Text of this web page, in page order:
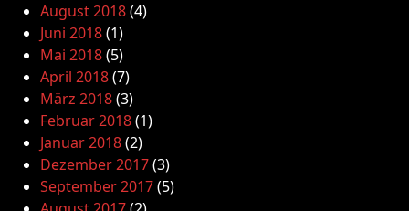
August 2018(4)
Juni 2018(1)
Mai 2018(5)
April 2018(7)
März 2018(3)
Februar 2018(1)
Januar 2018(2)
Dezember 2017(3)
September 2017(5)